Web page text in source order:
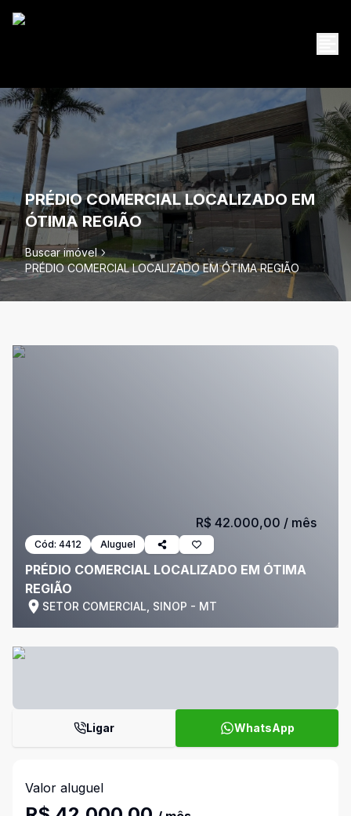
PRÉDIO COMERCIAL LOCALIZADO EM
ÓTIMA REGIÃO
Buscar imóvel
PRÉDIO COMERCIAL LOCALIZADO EM ÓTIMA REGIÃO
Cód: 4412 Aluguel
PRÉDIO COMERCIAL LOCALIZADO EM ÓTIMA
REGIÃO
SETOR COMERCIAL, SINOP - MT
R$ 42.000,00 / mês
Ligar WhatsApp
Valor aluguel